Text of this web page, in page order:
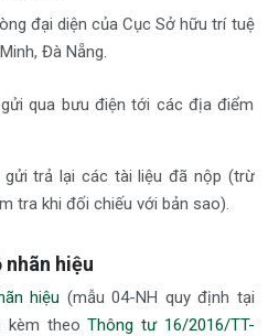
đại diện của Cục Sở hữu trí tuệ
Đà Nẵng.
qua bưu điện tới các địa điểm
trả lại các tài liệu đã nộp (trừ
tra khi đối chiếu với bản sao).
nhãn hiệu
hiệu (mẫu 04-NH quy định tại
kèm theoThông tư 16/2016/TT-